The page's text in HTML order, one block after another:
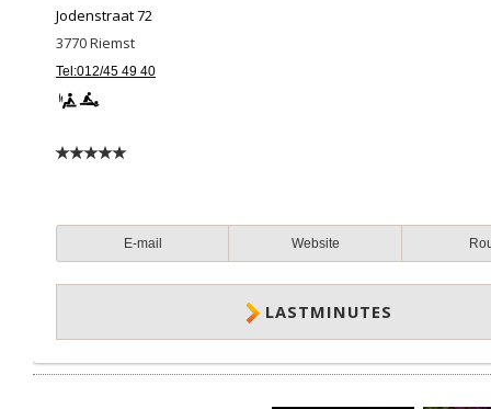
Jodenstraat 72
3770Riemst
Tel:012/45 49 40
E-mail Website
LASTMINUTES